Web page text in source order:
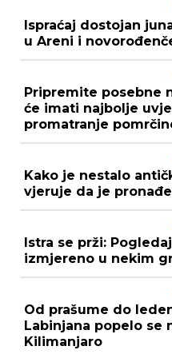
Ispraćaj dostojan
u Areni i
Pripremite posebne
će imati najbolje
promatranje
Kako je nestalo
vjeruje da je
Istra se prži:
izmjereno u nekim
Od prašume do
Labinjana popelo se
Kilimanjaro